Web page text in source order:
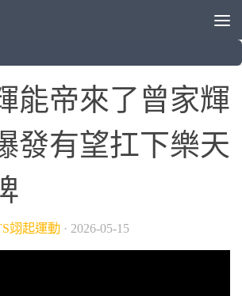
能帝來了曾家輝
發有望扛下樂天
翊起運動 · 2026-05-15